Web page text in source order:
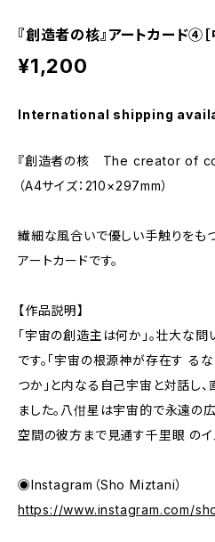
『創造者の核』アートカード④［
¥1,200
International shipping
『創造者の核 The creator of
（A4サイズ：210×297mm）
繊細な風合いで優しい手触りをも
アートカードです。
【作品説明】
「宇宙の創造主は何か」。壮大な
です。「宇宙の根源神が存在す る
つか」と内なる自己宇宙と対話し
ました。八佄星は宇宙的で永遠の
空間の彼方まで見通す千里眼 のイ
◉Instagram（Sho Miztani）
https://www.instagram.com/